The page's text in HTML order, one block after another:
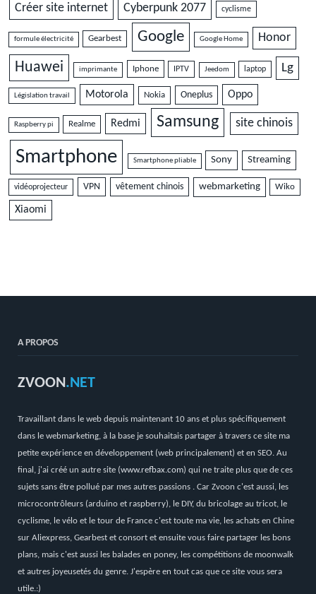
Créer site internet Cyberpunk 2077 cyclisme
formule électricité Gearbest Google Google Home Honor
Huawei imprimante Iphone IPTV Jeedom laptop Lg
Législation travail Motorola Nokia Oneplus Oppo
Raspberry pi Realme Redmi Samsung site chinois
Smartphone Smartphone pliable Sony Streaming
vidéoprojecteur VPN vêtement chinois webmarketing Wiko
Xiaomi
A PROPOS
ZVOON.NET
Travaillant dans le web depuis maintenant 10 ans et plus spécifiquement
dans le webmarketing, à la base je souhaitais partager à travers ce site ma
petite expérience en développement (web principalement) et en SEO. Au
final, j'ai créé un autre site (www.refbax.com) qui ne traite plus que de ces
sujets sans être pollué par mes autres passions . Car Zvoon c'est aussi, les
microcontrôleurs (arduino et raspberry), le DIY, du bricolage au tricot, le
cyclisme, le vélo et le tour de France c'est toute ma vie, les achats en Chine
sur Aliexpress, Gearbest et consort et ensuite vous faire partager les bons
plans, mais c'est aussi les balades en poney, les compétitions de moonwalk
et autres joyeusetés du genre. J'espère en tout cas que ce site vous sera
utile.:)